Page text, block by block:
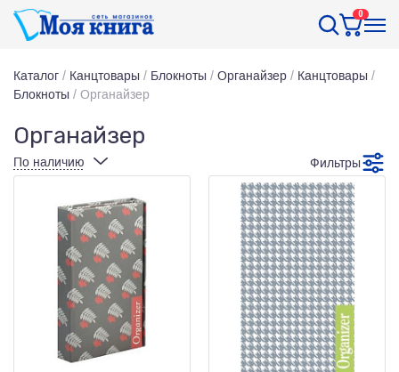
0
Каталог / Канцтовары / Блокноты / Органайзер / Канцтовары /
Блокноты / Органайзер
Органайзер
По наличию Фильтры